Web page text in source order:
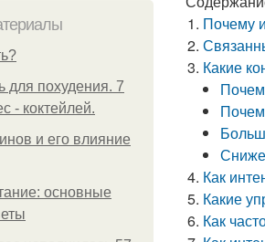
для похудения. 7
- коктейлей.
и его влияние
основные
Почему
Какие
Как
Какие
Как